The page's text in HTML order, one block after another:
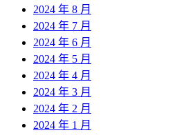
2024 年 8 月
2024 年 7 月
2024 年 6 月
2024 年 5 月
2024 年 4 月
2024 年 3 月
2024 年 2 月
2024 年 1 月